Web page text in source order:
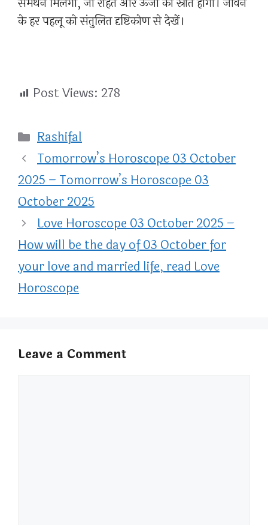
के हर पहलू को संतुलित दृष्टिकोण से देखें।
Post Views: 278
Categories
Rashifal
Tomorrow’s Horoscope 03 October
2025 – Tomorrow’s Horoscope 03
October 2025
Love Horoscope 03 October 2025 –
How will be the day of 03 October for
your love and married life, read Love
Horoscope
Leave a Comment